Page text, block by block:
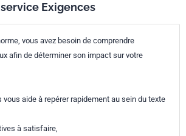
service Exigences
vous avez besoin de comprendre
afin de déterminer son impact sur votre
vous aide à repérer rapidement au sein du texte
à satisfaire,